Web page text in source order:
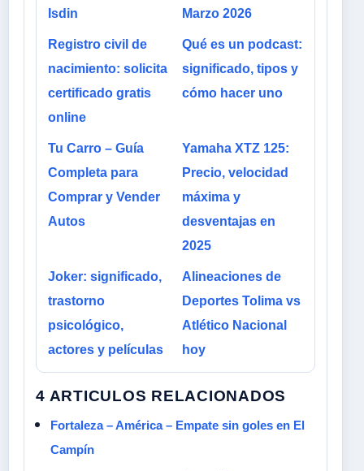
Isdin
Marzo 2026
Registro civil de
nacimiento: solicita
certificado gratis
online
Qué es un podcast:
significado, tipos y
cómo hacer uno
Tu Carro – Guía
Completa para
Comprar y Vender
Autos
Yamaha XTZ 125:
Precio, velocidad
máxima y
desventajas en
2025
Joker: significado,
trastorno
psicológico,
actores y películas
Alineaciones de
Deportes Tolima vs
Atlético Nacional
hoy
4 ARTICULOS RELACIONADOS
Fortaleza – América – Empate sin goles en El
Campín